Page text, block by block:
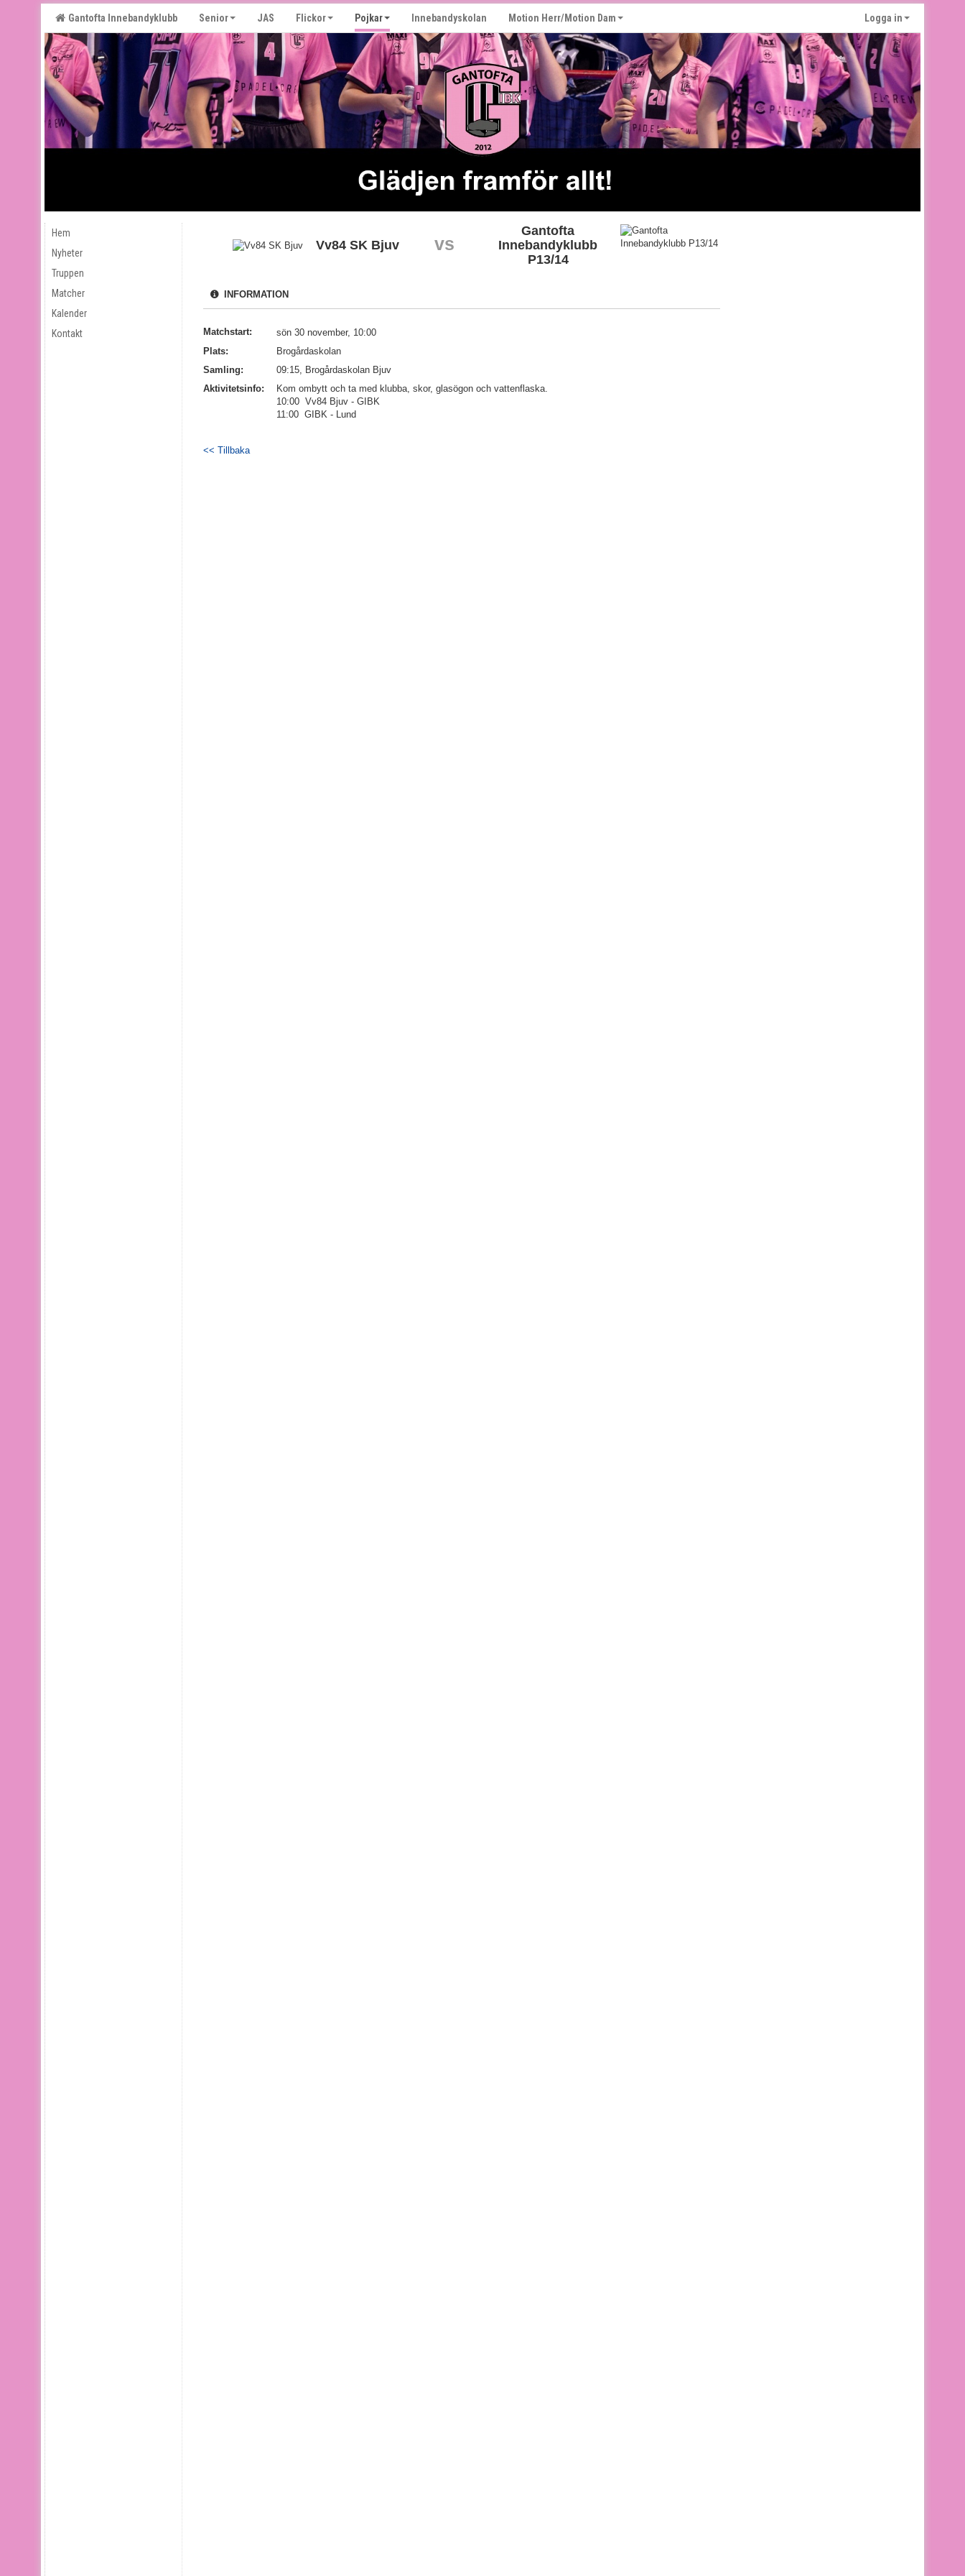
Gantofta Innebandyklubb Senior JAS Flickor Pojkar Innebandyskolan Motion Herr/Motion Dam Logga in
Hem
Nyheter
Truppen
Matcher
Kalender
Kontakt
Vv84 SK Bjuv vs
Gantofta
Innebandyklubb
P13/14
INFORMATION
Matchstart:
sön 30 november, 10:00
Plats:
Brogårdaskolan
Samling:
09:15, Brogårdaskolan Bjuv
Aktivitetsinfo:
Kom ombytt och ta med klubba, skor, glasögon och vattenflaska.
10:00 Vv84 Bjuv - GIBK
11:00 GIBK - Lund
<< Tillbaka